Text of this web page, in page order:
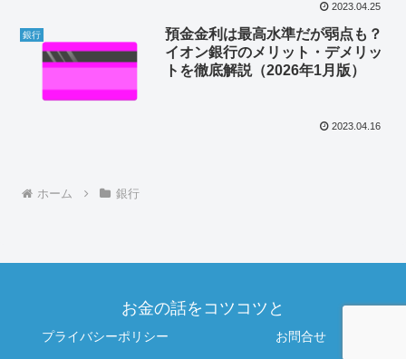
2023.04.25
銀行
預金金利は最高水準だが弱点も？
イオン銀行のメリット・デメリッ
トを徹底解説（2026年1月版）
2023.04.16
ホーム 銀行
お金の話をコツコツと
プライバシーポリシー お問合せ